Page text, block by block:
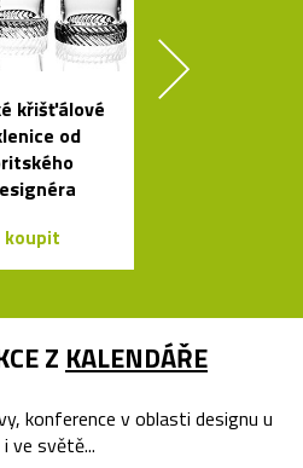
křišťálové
od
koupit
Z KALENDÁŘE
konference v oblasti designu u
ve světě...